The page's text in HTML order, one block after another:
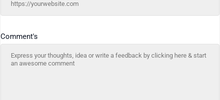
Comment's